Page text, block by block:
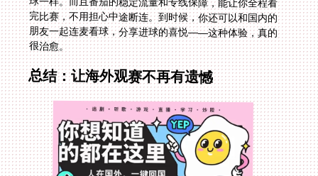
很治愈。
总结：让海外观赛不再有遗憾